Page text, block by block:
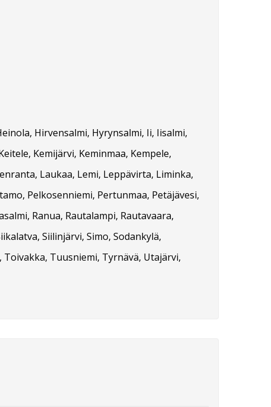
Hirvensalmi, Hyrynsalmi, Ii, Iisalmi,
Kemijärvi, Keminmaa, Kempele,
Laukaa, Lemi, Leppävirta, Liminka,
Pelkosenniemi, Pertunmaa, Petäjävesi,
Ranua, Rautalampi, Rautavaara,
Siilinjärvi, Simo, Sodankylä,
Tuusniemi, Tyrnävä, Utajärvi,